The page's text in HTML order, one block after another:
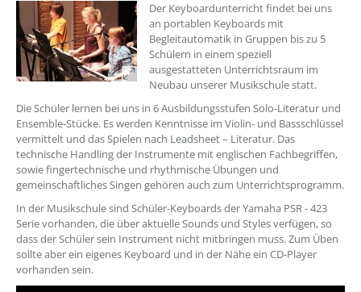
Der Keyboardunterricht findet bei uns
an portablen Keyboards mit
Begleitautomatik in Gruppen bis zu 5
Schülern in einem speziell
ausgestatteten Unterrichtsraum im
Neubau unserer Musikschule statt.
Die Schüler lernen bei uns in 6 Ausbildungsstufen Solo-Literatur und
Ensemble-Stücke. Es werden Kenntnisse im Violin- und Bassschlüssel
vermittelt und das Spielen nach Leadsheet – Literatur. Das
technische Handling der Instrumente mit englischen Fachbegriffen,
sowie fingertechnische und rhythmische Übungen und
gemeinschaftliches Singen gehören auch zum Unterrichtsprogramm.
In der Musikschule sind Schüler-Keyboards der Yamaha PSR - 423
Serie vorhanden, die über aktuelle Sounds und Styles verfügen, so
dass der Schüler sein Instrument nicht mitbringen muss. Zum Üben
sollte aber ein eigenes Keyboard und in der Nähe ein CD-Player
vorhanden sein.